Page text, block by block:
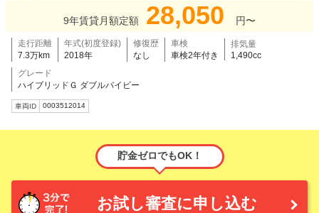
9年賃貸月額定額 28,050 円〜
走行距離
7.3万km
年式(初度登録)
2018年
修復歴
なし
車検
車検2年付き
排気量
1,490cc
グレード
ハイブリッドＧ ダブルバイビー
車両ID 0003512014
貯金ゼロでもOK！
お試し審査に申し込む